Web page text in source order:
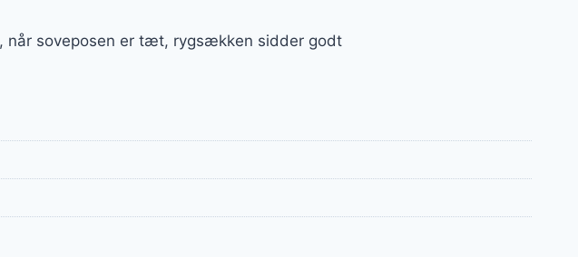
når soveposen er tæt, rygsækken sidder godt